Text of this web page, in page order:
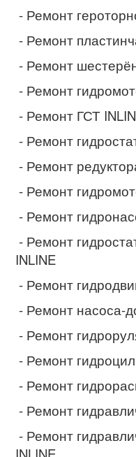
- Ремонт
- Ремонт
- Ремонт
- Ремонт
- Ремонт ГСТ
- Ремонт
- Ремонт
- Ремонт
- Ремонт
- Ремонт
INLINE
- Ремонт
- Ремонт насоса-
- Ремонт
- Ремонт
- Ремонт
- Ремонт
- Ремонт